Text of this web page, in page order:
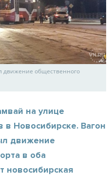
движение общественного
на улице
в Новосибирске. Вагон
движение
в оба
новосибирская